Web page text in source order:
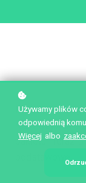
Przedstawiamy
rozwiązywanie
pakietu "Teraz
podstawowej.
Używamy plików
odpowiednią
Więcej albo